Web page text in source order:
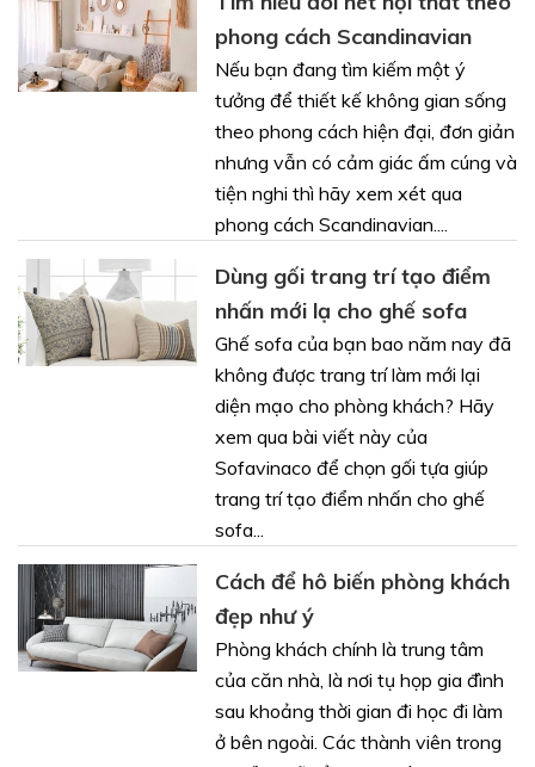
phong cách Scandinavian
Nếu bạn đang tìm kiếm một ý
tưởng để thiết kế không gian sống
theo phong cách hiện đại, đơn giản
nhưng vẫn có cảm giác ấm cúng và
tiện nghi thì hãy xem xét qua
phong cách Scandinavian....
Dùng gối trang trí tạo điểm
nhấn mới lạ cho ghế sofa
Ghế sofa của bạn bao năm nay đã
không được trang trí làm mới lại
diện mạo cho phòng khách? Hãy
xem qua bài viết này của
Sofavinaco để chọn gối tựa giúp
trang trí tạo điểm nhấn cho ghế
sofa...
Cách để hô biến phòng khách
đẹp như ý
Phòng khách chính là trung tâm
của căn nhà, là nơi tụ họp gia đình
sau khoảng thời gian đi học đi làm
ở bên ngoài. Các thành viên trong